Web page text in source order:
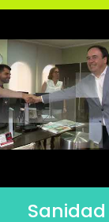
Sanidad